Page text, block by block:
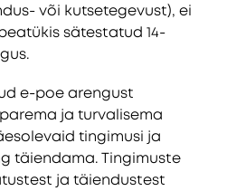
või kutsetegevust), ei
sätestatud 14-
e-poe arengust
ja turvalisema
tingimusi ja
täiendama. Tingimuste
ja täiendustest